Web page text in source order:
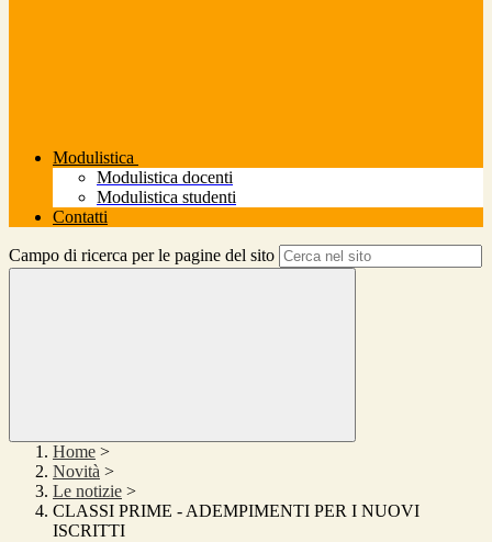
Modulistica
Modulistica docenti
Modulistica studenti
Contatti
Campo di ricerca per le pagine del sito
Home >
Novità >
Le notizie >
CLASSI PRIME - ADEMPIMENTI PER I NUOVI
ISCRITTI